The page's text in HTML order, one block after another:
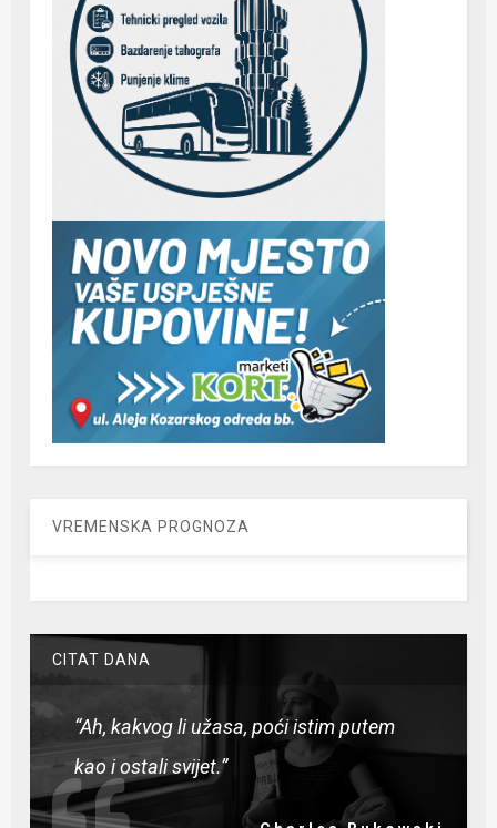
VREMENSKA PROGNOZA
CITAT DANA
“Ah, kakvog li užasa, poći istim putem
kao i ostali svijet.”